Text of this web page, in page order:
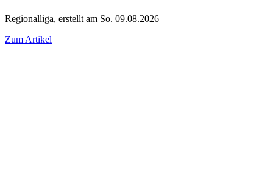
Regionalliga, erstellt am So. 09.08.2026
Zum Artikel